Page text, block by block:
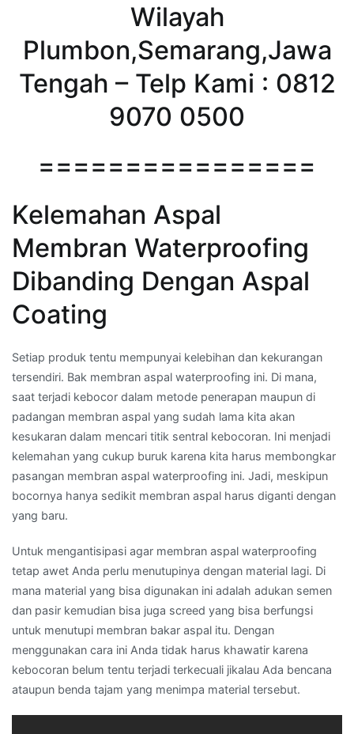
Wilayah
Plumbon,Semarang,Jawa
Tengah – Telp Kami : 0812
9070 0500
================
Kelemahan Aspal
Membran Waterproofing
Dibanding Dengan Aspal
Coating
Setiap produk tentu mempunyai kelebihan dan kekurangan
tersendiri. Bak membran aspal waterproofing ini. Di mana,
saat terjadi kebocor dalam metode penerapan maupun di
padangan membran aspal yang sudah lama kita akan
kesukaran dalam mencari titik sentral kebocoran. Ini menjadi
kelemahan yang cukup buruk karena kita harus membongkar
pasangan membran aspal waterproofing ini. Jadi, meskipun
bocornya hanya sedikit membran aspal harus diganti dengan
yang baru.
Untuk mengantisipasi agar membran aspal waterproofing
tetap awet Anda perlu menutupinya dengan material lagi. Di
mana material yang bisa digunakan ini adalah adukan semen
dan pasir kemudian bisa juga screed yang bisa berfungsi
untuk menutupi membran bakar aspal itu. Dengan
menggunakan cara ini Anda tidak harus khawatir karena
kebocoran belum tentu terjadi terkecuali jikalau Ada bencana
ataupun benda tajam yang menimpa material tersebut.